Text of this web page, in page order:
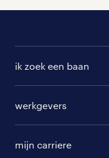
ik zoek een baan
randstad professional
werkgevers
mijn carriere